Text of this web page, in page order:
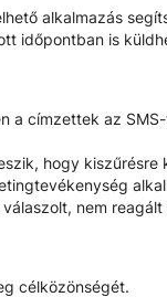
alkalmazás
időpontban is
a címzettek az
hogy kiszűrésre
nem
célközönségét.